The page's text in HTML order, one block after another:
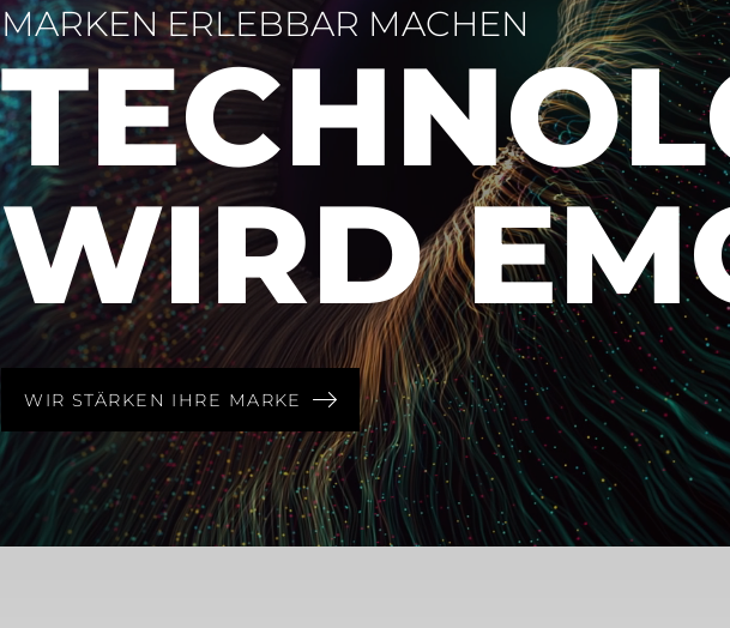
MARKEN ERLEBBAR MACHEN
WIRD
WIR STÄRKEN IHRE MARKE